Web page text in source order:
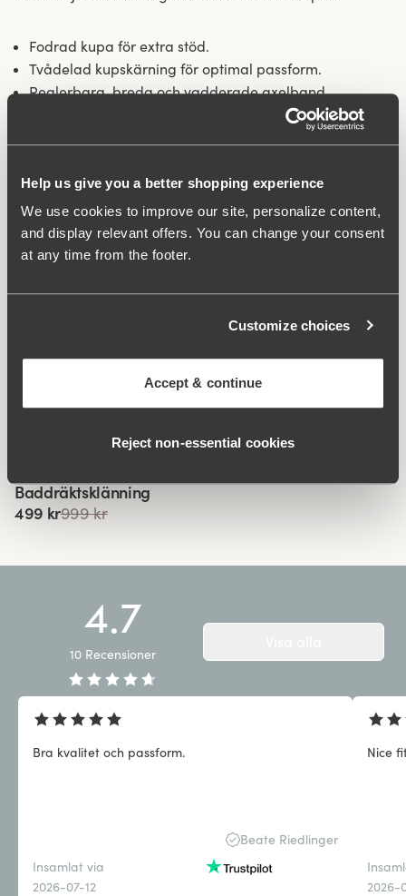
Help us give you a better shopping experience
We use cookies to improve our site, personalize content,
and display relevant offers. You can change your consent
at any time from the footer.
Customize choices
Accept & continue
Reject non‑essential cookies
Fodrad kupa för extra stöd.
Tvådelad kupskärning för optimal passform.
Reglerbara, breda och vadderade axelband.
Mycket bra passform med hög komfort.
Material:
70% polyamid, 19% elastan, 11% polyester
Artikel Nummer: 995544
Vad gör den så bekväm?
Relaterade produkter
Baddräktsklänning
499 kr999 kr
4.7
10 Recensioner
Bra kvalitet och passform.
Beate Riedlinger
Insamlat via
2026-07-12
Nice
2026-